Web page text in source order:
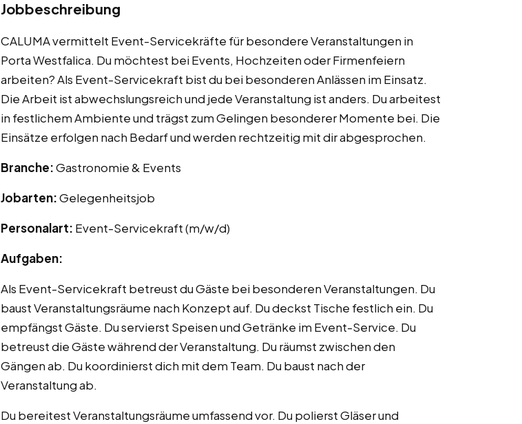
Jobbeschreibung
CALUMA vermittelt Event-Servicekräfte für besondere Veranstaltungen in
Porta Westfalica. Du möchtest bei Events, Hochzeiten oder Firmenfeiern
arbeiten? Als Event-Servicekraft bist du bei besonderen Anlässen im Einsatz.
Die Arbeit ist abwechslungsreich und jede Veranstaltung ist anders. Du arbeitest
in festlichem Ambiente und trägst zum Gelingen besonderer Momente bei. Die
Einsätze erfolgen nach Bedarf und werden rechtzeitig mit dir abgesprochen.
Branche:Gastronomie & Events
Jobarten:Gelegenheitsjob
Personalart: Event-Servicekraft (m/w/d)
Aufgaben:
Als Event-Servicekraft betreust du Gäste bei besonderen Veranstaltungen. Du
baust Veranstaltungsräume nach Konzept auf. Du deckst Tische festlich ein. Du
empfängst Gäste. Du servierst Speisen und Getränke im Event-Service. Du
betreust die Gäste während der Veranstaltung. Du räumst zwischen den
Gängen ab. Du koordinierst dich mit dem Team. Du baust nach der
Veranstaltung ab.
Du bereitest Veranstaltungsräume umfassend vor. Du polierst Gläser und